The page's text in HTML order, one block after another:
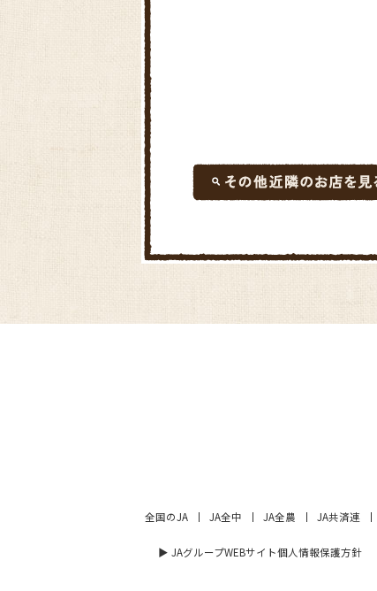
全国のJA JA全中 JA全農 JA共済連
▶︎ JAグループWEBサイト個人情報保護方針